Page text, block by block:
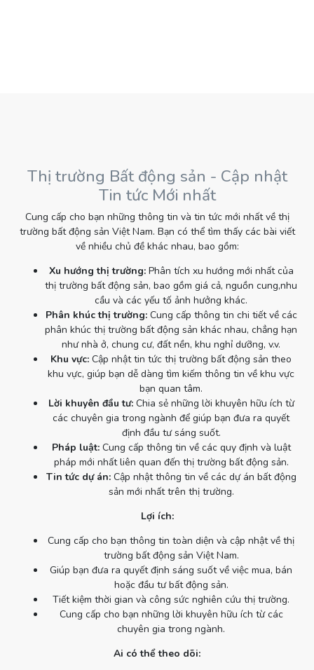
Thị trường Bất động sản - Cập nhật
Tin tức Mới nhất
Cung cấp cho bạn những thông tin và tin tức mới nhất về thị
trường bất động sản Việt Nam. Bạn có thể tìm thấy các bài viết
về nhiều chủ đề khác nhau, bao gồm:
Xu hướng thị trường:Phân tích xu hướng mới nhất của
thị trường bất động sản, bao gồm giá cả, nguồn cung,nhu
cầu và các yếu tố ảnh hưởng khác.
Phân khúc thị trường:Cung cấp thông tin chi tiết về các
phân khúc thị trường bất động sản khác nhau, chẳng hạn
như nhà ở, chung cư, đất nền, khu nghỉ dưỡng, v.v.
Khu vực: Cập nhật tin tức thị trường bất động sản theo
khu vực, giúp bạn dễ dàng tìm kiếm thông tin về khu vực
bạn quan tâm.
Lời khuyên đầu tư:Chia sẻ những lời khuyên hữu ích từ
các chuyên gia trong ngành để giúp bạn đưa ra quyết
định đầu tư sáng suốt.
Pháp luật:Cung cấp thông tin về các quy định và luật
pháp mới nhất liên quan đến thị trường bất động sản.
Tin tức dự án:Cập nhật thông tin về các dự án bất động
sản mới nhất trên thị trường.
Lợi ích:
Cung cấp cho bạn thông tin toàn diện và cập nhật về thị
trường bất động sản Việt Nam.
Giúp bạn đưa ra quyết định sáng suốt về việc mua, bán
hoặc đầu tư bất động sản.
Tiết kiệm thời gian và công sức nghiên cứu thị trường.
Cung cấp cho bạn những lời khuyên hữu ích từ các
chuyên gia trong ngành.
Ai có thể theo dõi: